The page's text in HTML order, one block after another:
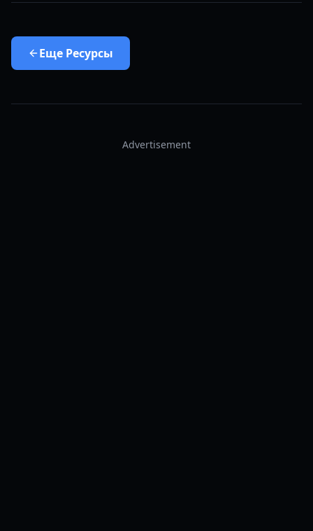
Еще Ресурсы
Advertisement